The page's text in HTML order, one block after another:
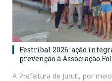
Festribal 2026: ação
prevenção à Associação
A Prefeitura de Juruti, por